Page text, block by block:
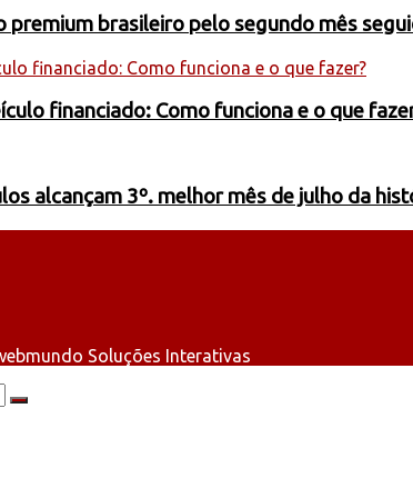
premium brasileiro pelo segundo mês
financiado: Como funciona e o que
alcançam 3º. melhor mês de julho da
Soluções Interativas